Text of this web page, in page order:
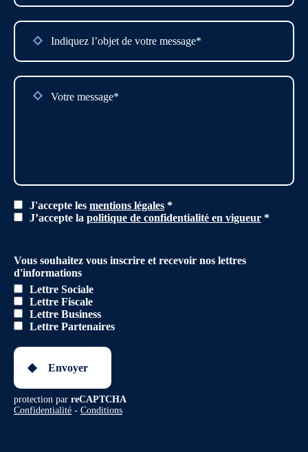
J'accepte les mentions légales *
J’accepte la politique de confidentialité en vigueur *
Vous souhaitez vous inscrire et recevoir nos lettres
d'informations
Lettre Sociale
Lettre Fiscale
Lettre Business
Lettre Partenaires
Envoyer
protection par reCAPTCHA
Confidentialité - Conditions